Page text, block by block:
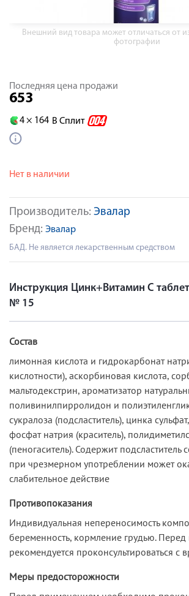
Внешний вид товара может отличаться от
фотографии
Производитель: Эвалар
Бренд: Эвалар
БАД. Не является лекарственным средством
Последняя цена продажи
653
4 × 164 В Сплит
Нет в наличии
Инструкция Цинк+Витамин С
№ 15
Состав
лимонная кислота и гидрокарбонат
кислотности), аскорбиновая кислота,
мальтодекстрин, ароматизатор
поливинилпирролидон и
сукралоза (подсластитель), цинка
фосфат натрия (краситель),
(пеногаситель). Содержит подсластитель
при чрезмерном употреблении может
слабительное действие
Противопоказания
Индивидуальная непереносимость
беременность, кормление грудью.
рекомендуется проконсультироваться с
Меры предосторожности